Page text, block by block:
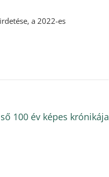
a 2022-es
100 év képes krónikája